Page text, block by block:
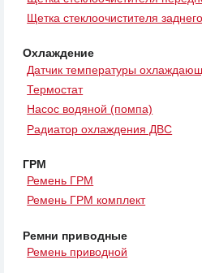
Щетка стеклоочистителя заднего
Охлаждение
Датчик температуры
Термостат
Насос водяной (помпа)
Радиатор охлаждения ДВС
ГРМ
Ремень ГРМ
Ремень ГРМ комплект
Ремни приводные
Ремень приводной